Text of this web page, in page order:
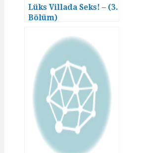
Lüks Villada Seks! – (3.
Bölüm)